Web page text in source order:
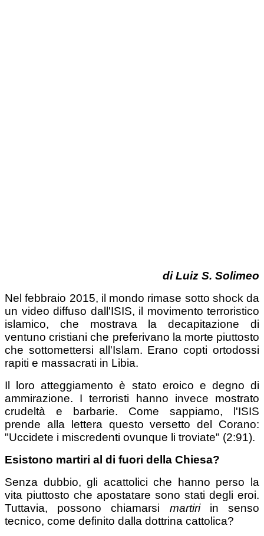
diLuiz S. Solimeo
Nel febbraio 2015, il mondo rimase sotto shock da
un video diffuso dall'ISIS, il movimento terroristico
islamico, che mostrava la decapitazione di
ventuno cristiani che preferivano la morte piuttosto
che sottomettersi all'Islam. Erano copti ortodossi
rapiti e massacrati in Libia.
Il loro atteggiamento è stato eroico e degno di
ammirazione. I terroristi hanno invece mostrato
crudeltà e barbarie. Come sappiamo, l'ISIS
prende alla lettera questo versetto del Corano:
"Uccidete i miscredenti ovunque li troviate" (2:91).
Esistono martiri al di fuori della Chiesa?
Senza dubbio, gli acattolici che hanno perso la
vita piuttosto che apostatare sono stati degli eroi.
Tuttavia, possono chiamarsi martiri in senso
tecnico, come definito dalla dottrina cattolica?